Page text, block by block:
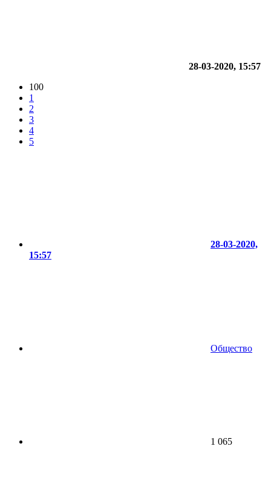
28-03-2020, 15:57
100
1
2
3
4
5
28-03-2020,
15:57
Общество
1 065